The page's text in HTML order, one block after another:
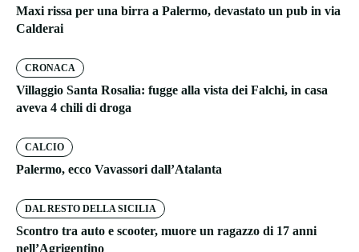
Maxi rissa per una birra a Palermo, devastato un pub in via
Calderai
CRONACA
Villaggio Santa Rosalia: fugge alla vista dei Falchi, in casa
aveva 4 chili di droga
CALCIO
Palermo, ecco Vavassori dall’Atalanta
DAL RESTO DELLA SICILIA
Scontro tra auto e scooter, muore un ragazzo di 17 anni
nell’Agrigentino